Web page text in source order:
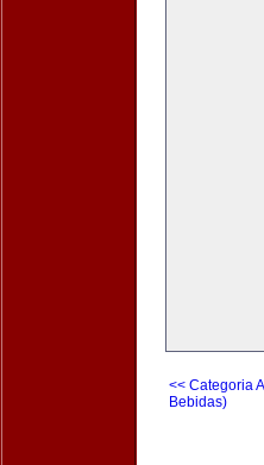
<< Categoria
Bebidas)